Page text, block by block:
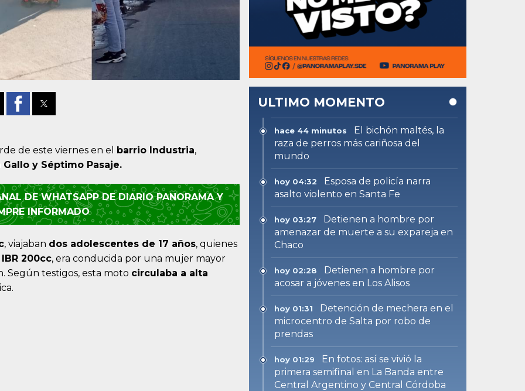
de este viernes en el barrio Industria,
Gallo y Séptimo Pasaje.
DE WHATSAPP DE DIARIO PANORAMA Y
INFORMADO
, viajaban dos adolescentes de 17 años, quienes
IBR 200cc, era conducida por una mujer mayor
Según testigos, esta moto circulaba a alta
ULTIMO MOMENTO
hace 44 minutos
El bichón maltés, la
raza de perros más cariñosa del
mundo
hoy 04:32
Esposa de policía narra
asalto violento en Santa Fe
hoy 03:27
Detienen a hombre por
amenazar de muerte a su expareja en
Chaco
hoy 02:28
Detienen a hombre por
acosar a jóvenes en Los Alisos
hoy 01:31
Detención de mechera en el
microcentro de Salta por robo de
prendas
hoy 01:29
En fotos: así se vivió la
primera semifinal en La Banda entre
Central Argentino y Central Córdoba